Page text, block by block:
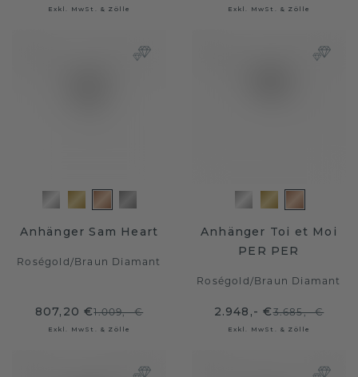
Exkl. MwSt. & Zölle Exkl. MwSt. & Zölle
Anhänger Sam Heart
Roségold/Braun Diamant
807,20 €1.009,- €
Exkl. MwSt. & Zölle
Anhänger Toi et Moi
PER PER
Roségold/Braun Diamant
2.948,- €3.685,- €
Exkl. MwSt. & Zölle